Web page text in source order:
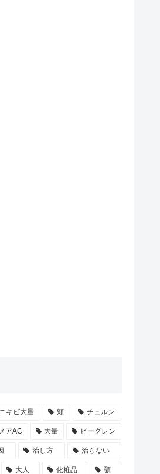
キビ大量 頬 チュルン
アAC 大量 ビーグレン
治し方 治らない
大人 化粧品 顎